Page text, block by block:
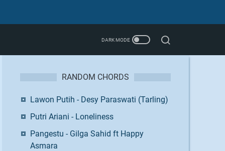
RANDOM CHORDS
Lawon Putih - Desy Paraswati (Tarling)
Putri Ariani - Loneliness
Pangestu - Gilga Sahid ft Happy
Asmara